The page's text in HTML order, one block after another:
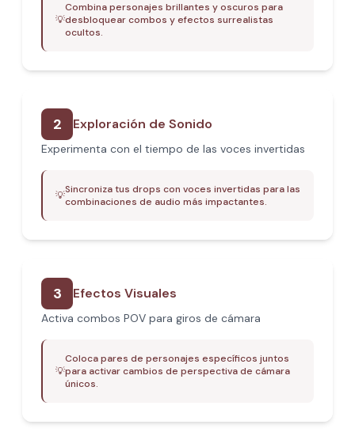
💡
Combina personajes brillantes y oscuros para
desbloquear combos y efectos surrealistas
ocultos.
2 Exploración de Sonido
Experimenta con el tiempo de las voces invertidas
💡Sincroniza tus drops con voces invertidas para las
combinaciones de audio más impactantes.
3 Efectos Visuales
Activa combos POV para giros de cámara
💡
Coloca pares de personajes específicos juntos
para activar cambios de perspectiva de cámara
únicos.